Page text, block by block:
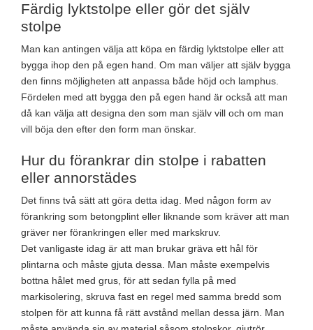
Färdig lyktstolpe eller gör det själv
stolpe
Man kan antingen välja att köpa en färdig lyktstolpe eller att
bygga ihop den på egen hand. Om man väljer att själv bygga
den finns möjligheten att anpassa både höjd och lamphus.
Fördelen med att bygga den på egen hand är också att man
då kan välja att designa den som man själv vill och om man
vill böja den efter den form man önskar.
Hur du förankrar din stolpe i rabatten
eller annorstädes
Det finns två sätt att göra detta idag. Med någon form av
förankring som betongplint eller liknande som kräver att man
gräver ner förankringen eller med markskruv.
Det vanligaste idag är att man brukar gräva ett hål för
plintarna och måste gjuta dessa. Man måste exempelvis
bottna hålet med grus, för att sedan fylla på med
markisolering, skruva fast en regel med samma bredd som
stolpen för att kunna få rätt avstånd mellan dessa järn. Man